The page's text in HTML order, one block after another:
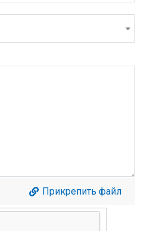
Прикрепить файл